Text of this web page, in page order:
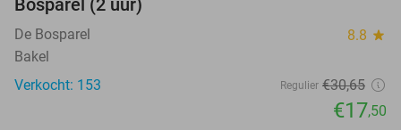
De Bosparel 8.8 star
Bakel
Verkocht: 153
Regulier €30,65
€17,50